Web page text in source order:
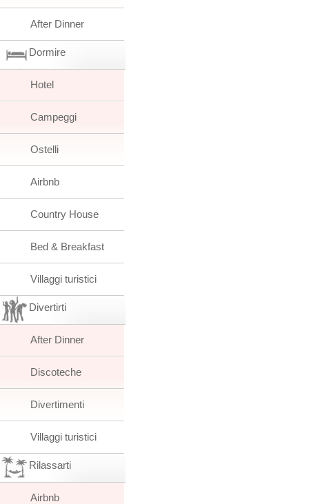
After Dinner
Dormire
Hotel
Campeggi
Ostelli
Airbnb
Country House
Bed & Breakfast
Villaggi turistici
Divertirti
After Dinner
Discoteche
Divertimenti
Villaggi turistici
Rilassarti
Airbnb